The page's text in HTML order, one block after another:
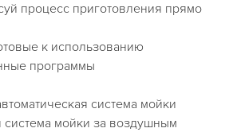
процесс приготовления прямо
к использованию
программы
система мойки
система мойки за воздушным